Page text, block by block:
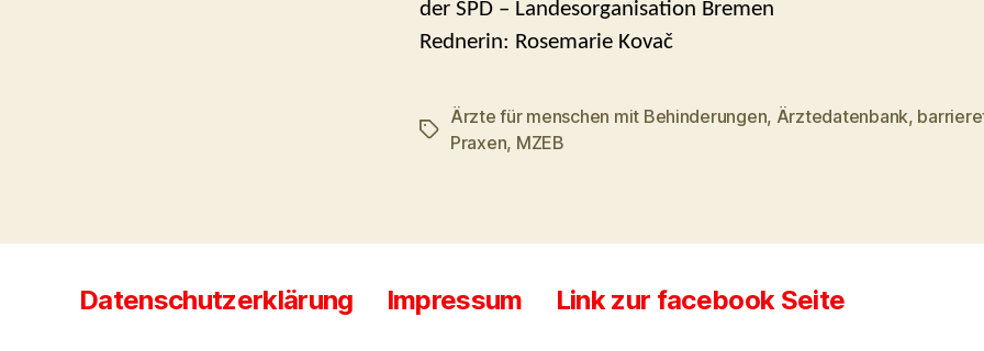
der SPD – Landesorganisation Bremen
Rednerin: Rosemarie Kovač
Schlagwörter
Ärzte für menschen mit Behinderungen, Ärztedatenbank,
Praxen, MZEB
Datenschutzerklärung Impressum Link zur facebook Seite